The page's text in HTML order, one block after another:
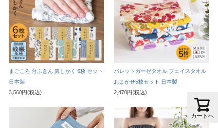
まごころ 台ふきん 真しかく 6枚 セット
日本製
3,560円(税込)
パレットガーゼタオル フェイスタオル
おまかせ5枚セット 日本製
2,470円(税込)
カートへ